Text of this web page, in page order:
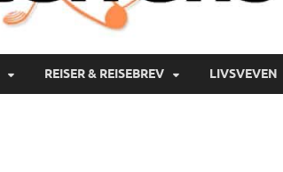
REISER & REISEBREV LIVSVEVEN